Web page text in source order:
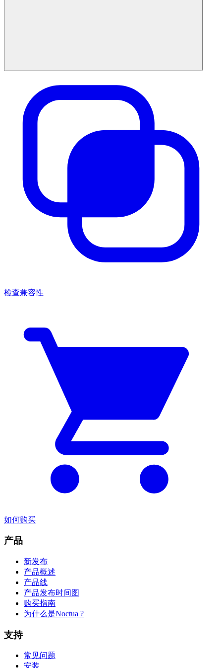
检查兼容性
如何购买
产品
新发布
产品概述
产品线
产品发布时间图
购买指南
为什么是Noctua ?
支持
常见问题
安装